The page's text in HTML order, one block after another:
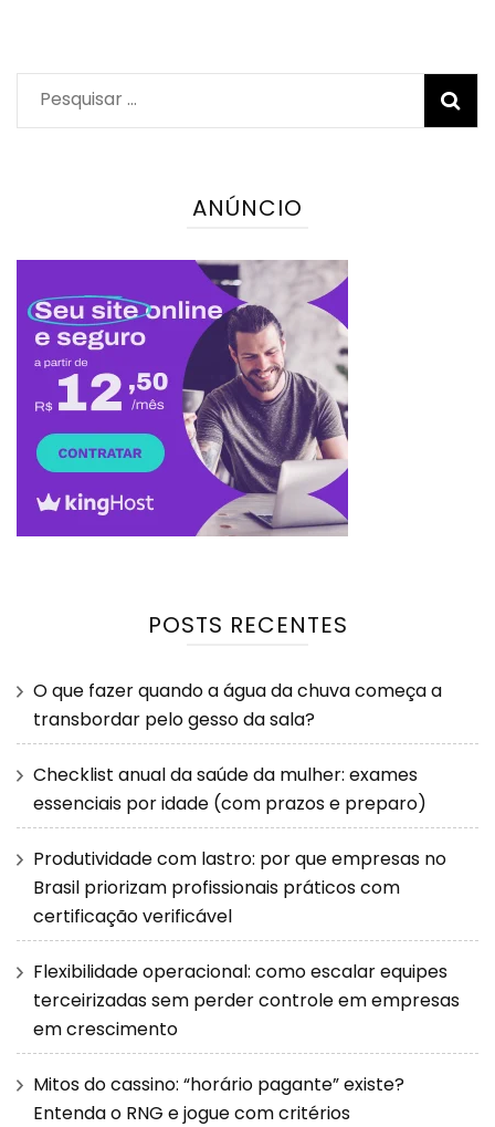
Pesquisar
por:
ANÚNCIO
POSTS RECENTES
O que fazer quando a água da chuva começa a
transbordar pelo gesso da sala?
Checklist anual da saúde da mulher: exames
essenciais por idade (com prazos e preparo)
Produtividade com lastro: por que empresas no
Brasil priorizam profissionais práticos com
certificação verificável
Flexibilidade operacional: como escalar equipes
terceirizadas sem perder controle em empresas
em crescimento
Mitos do cassino: “horário pagante” existe?
Entenda o RNG e jogue com critérios